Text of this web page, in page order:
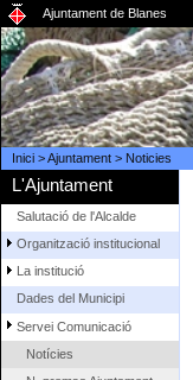
Ajuntament de Blanes
Inici>Ajuntament> Noticies
L'Ajuntament
Salutació de l'Alcalde
Organització institucional
La institució
Dades del Municipi
Servei Comunicació
Notícies